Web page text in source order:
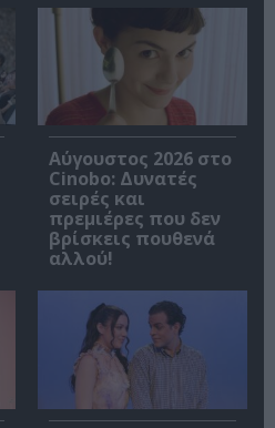
Αύγουστος 2026 στο
Cinobo: Δυνατές
σειρές και
πρεμιέρες που δεν
βρίσκεις πουθενά
αλλού!